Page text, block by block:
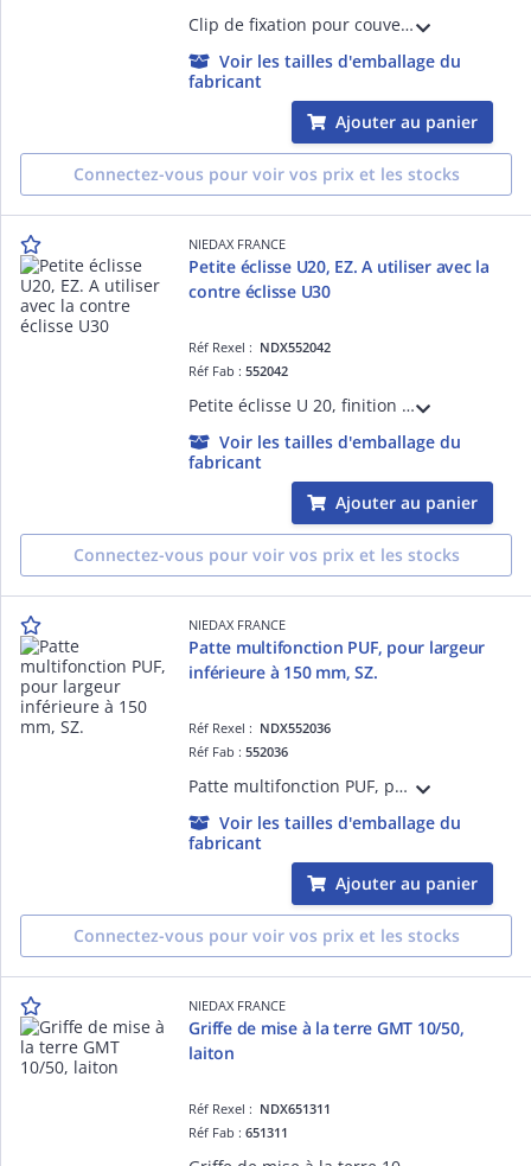
Clip de fixation pour couvercle fil hauteur 54 et 105 mm, finition Inox
Voir les tailles d'emballage du
fabricant
Ajouter au panier
Connectez-vous pour voir vos prix et les stocks
NIEDAX FRANCE
Petite éclisse U20, EZ. A utiliser avec la
contre éclisse U30
Réf Rexel : NDX552042
Réf Fab :552042
Petite éclisse U 20, finition EZ. A utiliser avec la contre éclisse U30 pour assemblages droits ou coudés sur chemins de câbles fil
Voir les tailles d'emballage du
fabricant
Ajouter au panier
Connectez-vous pour voir vos prix et les stocks
NIEDAX FRANCE
Patte multifonction PUF, pour largeur
inférieure à 150 mm, SZ.
Réf Rexel : NDX552036
Réf Fab :552036
Patte multifonction PUF, pour chemin de câbles fil de largeur inférieure à 150 mm, finition SZ. Fixation directe sur paroi en largeur 50 mm et sur support de type rail STRUT 41 ou plot béton.
Voir les tailles d'emballage du
fabricant
Ajouter au panier
Connectez-vous pour voir vos prix et les stocks
NIEDAX FRANCE
Griffe de mise à la terre GMT 10/50,
laiton
Réf Rexel : NDX651311
Réf Fab :651311